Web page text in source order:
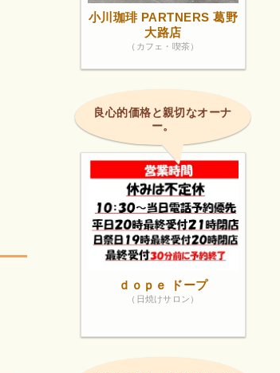
小川珈琲 PARTNERS 葛野
大路店
（カフェ・喫茶）
良心的価格と親切なオーナ
ー。
ｄｏｐｅ ドープ
（日焼けサロン）